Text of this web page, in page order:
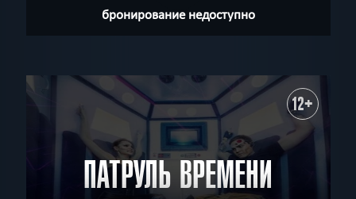
бронирование недоступно
12+
ПАТРУЛЬ ВРЕМЕНИ